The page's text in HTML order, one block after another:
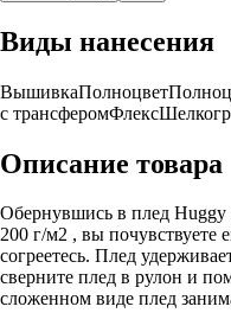
Виды нанесения
ВышивкаПолноцвет
с трансферомФлекс
Описание товара
Обернувшись в плед Huggy
200 г/м2 , вы почувствуете
согреетесь. Плед
сверните плед в рулон и
сложенном виде плед